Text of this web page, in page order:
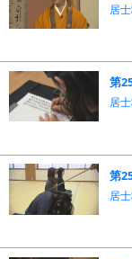
居
第
居
第
居